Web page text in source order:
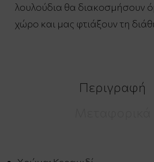
λουλούδια θα διακοσμήσουν
χώρο και μας φτιάξουν τη
Περιγραφή